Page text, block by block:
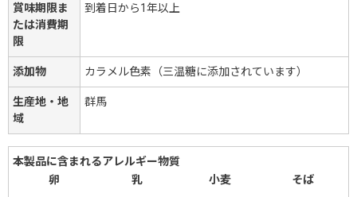
賞味期限ま
たは消費期
限
到着日から1年以上
添加物 カラメル色素（三温糖に添加されています）
生産地・地
域
群馬
本製品に含まれるアレルギー物質
卵
乳 小麦
そば